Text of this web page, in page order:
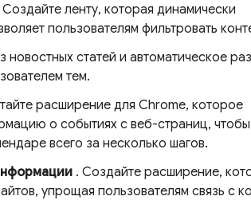
Создайте ленту, которая динамически
пользователям фильтровать
новостных статей и автоматическое
тем.
расширение для Chrome, которое
о событиях с веб-страниц, чтобы
всего за несколько шагов.
. Создайте расширение,
упрощая пользователям связь с